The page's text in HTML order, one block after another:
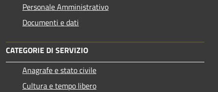
Personale Amministrativo
Documenti e dati
CATEGORIE DI SERVIZIO
Anagrafe e stato civile
Cultura e tempo libero